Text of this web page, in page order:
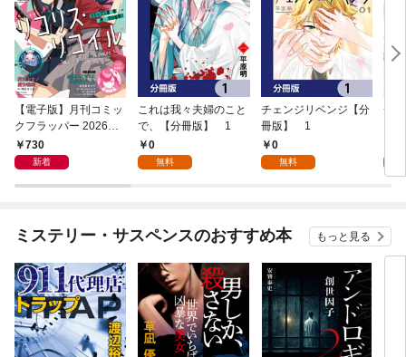
【電子版】月刊コミッ
クフラッパー 2026年9
月号730
新着
これは我々夫婦のこと
で、【分冊版】 1
0
無料
チェンジリベンジ【分
冊版】 1
0
無料
チ
ミステリー・サスペンスのおすすめ本 もっと見る